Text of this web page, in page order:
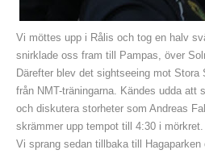
Vi möttes upp i Rålis och tog en halv
snirklade oss fram till Pampas, över
Därefter blev det sightseeing mot
från NMT-träningarna. Kändes udda att
och diskutera storheter som Andreas
skrämmer upp tempot till 4:30 i mörkret.
Vi sprang sedan tillbaka till